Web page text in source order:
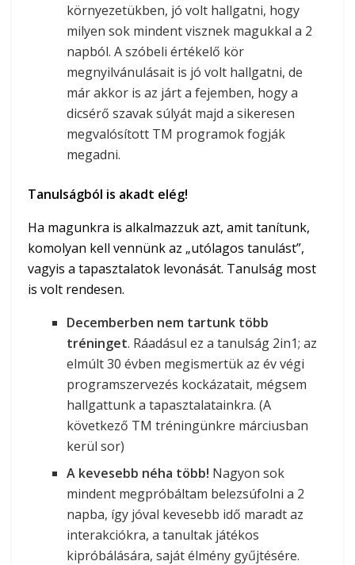
környezetükben, jó volt hallgatni, hogy
milyen sok mindent visznek magukkal a 2
napból. A szóbeli értékelő kör
megnyilvánulásait is jó volt hallgatni, de
már akkor is az járt a fejemben, hogy a
dicsérő szavak súlyát majd a sikeresen
megvalósított TM programok fogják
megadni.
Tanulságból is akadt elég!
Ha magunkra is alkalmazzuk azt, amit tanítunk,
komolyan kell vennünk az „utólagos tanulást”,
vagyis a tapasztalatok levonását. Tanulság most
is volt rendesen.
Decemberben nem tartunk több
tréninget. Ráadásul ez a tanulság 2in1; az
elmúlt 30 évben megismertük az év végi
programszervezés kockázatait, mégsem
hallgattunk a tapasztalatainkra. (A
következő TM tréningünkre márciusban
kerül sor)
A kevesebb néha több! Nagyon sok
mindent megpróbáltam belezsúfolni a 2
napba, így jóval kevesebb idő maradt az
interakciókra, a tanultak játékos
kipróbálására, saját élmény gyűjtésére.